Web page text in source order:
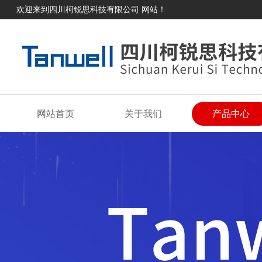
欢迎来到四川柯锐思科技有限公司 网站！
网站首页 关于我们 产品中心